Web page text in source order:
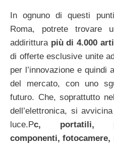
In ognuno di questi
Roma, potrete trovare
addirittura più di 4.000
di offerte esclusive unite
per l’innovazione e quindi
del mercato, con uno
futuro. Che, soprattutto
dell’elettronica, si
luce.Pc, portatili,
componenti, fotocamere,